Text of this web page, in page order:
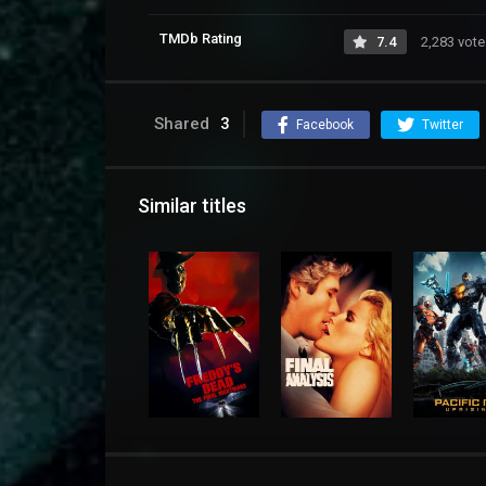
TMDb Rating 7.4 2,283
Shared 3 Facebook Twitter
Similar titles